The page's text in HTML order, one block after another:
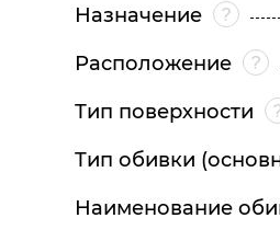
Назначение
Расположение
Тип поверхности
Тип обивки
Наименование